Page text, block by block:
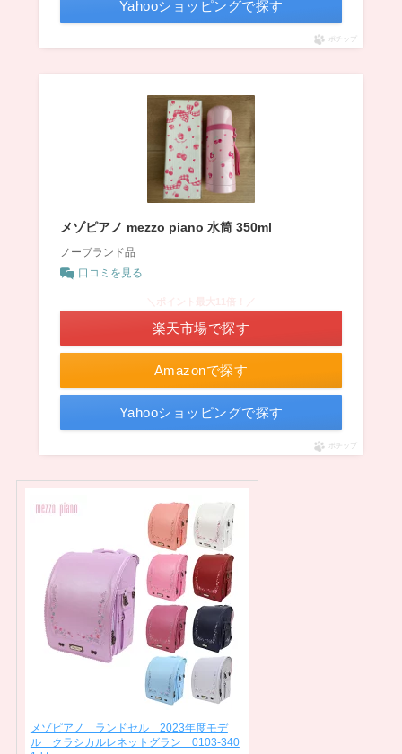
Yahooショッピングで探す
ポチップ
メゾピアノ mezzo piano 水筒 350ml
ノーブランド品
口コミを見る
Amazonで探す
楽天市場で探す
Yahooショッピングで探す
ポチップ
メゾピアノ ランドセル 2023年度モデ
ル クラシカルレネットグラン 0103-340